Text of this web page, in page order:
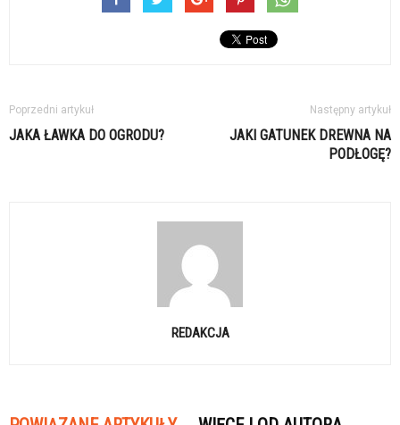
Poprzedni artykuł
JAKA ŁAWKA DO OGRODU?
Następny artykuł
JAKI GATUNEK DREWNA NA
PODŁOGĘ?
REDAKCJA